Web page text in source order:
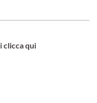
clicca qui